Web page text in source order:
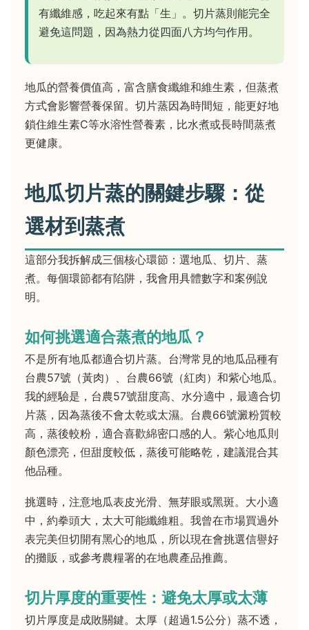
有纖維感，吃起來有點「生」。切片蒸則能完全
避免這問題，因為熱力從四面八方均勻作用。
地瓜的營養價值高，富含膳食纖維和維生素，但蒸煮
方式會影響營養保留。切片蒸因為時間短，能更好地
鎖住維生素C等水溶性營養素，比水煮或長時間蒸煮
更健康。
地瓜切片蒸的關鍵步驟：從
選材到蒸煮
這部分我拆解成三個核心環節：選地瓜、切片、蒸
煮。每個環節都有陷阱，我會用具體數字和案例說
明。
如何挑選適合蒸煮的地瓜？
不是所有地瓜都適合切片蒸。台灣常見的地瓜品種有
台農57號（黃肉）、台農66號（紅肉）和紫心地瓜。
我的經驗是，台農57號甜度高、水分適中，最適合切
片蒸，因為蒸後不會太乾或太濕。台農66號澱粉質較
高，蒸後較粉，適合喜歡綿密口感的人。紫心地瓜則
顏色漂亮，但甜度較低，蒸後可能略乾，建議混合其
他品種。
挑選時，注意地瓜表皮光滑、無芽眼或黑斑。大小適
中，約拳頭大，太大可能纖維粗。我曾在市場買過外
表完美但切開有黑心的地瓜，所以現在會挑選信譽好
的攤販，或參考農糧署的在地農產品推薦。
切片厚度的重要性：避免太厚或太薄
切片厚度是成敗關鍵。太厚（超過1.5公分）蒸不透，